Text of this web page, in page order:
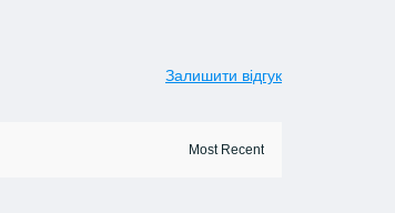
Залишити відгук